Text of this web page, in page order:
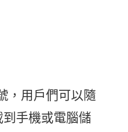
，用戶們可以隨
手機或電腦儲